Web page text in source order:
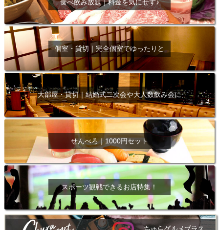
食べ飲み放題｜料金を気にせず♪
個室・貸切｜完全個室でゆったりと
大部屋・貸切｜結婚式二次会や大人数飲み会に
せんべろ｜1000円セット
スポーツ観戦できるお店特集！